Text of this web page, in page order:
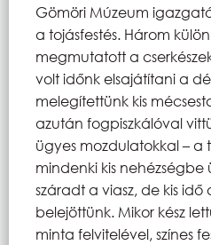
Gömöri Múzeum
a tojásfestés. Három
megmutatott a
volt időnk elsajátítani a
melegítettünk kis
azután fogpiszkálóval
ügyes mozdulatokkal – a
mindenki kis nehézségbe
száradt a viasz, de kis
belejöttünk. Mikor kész
minta felvitelével, színes